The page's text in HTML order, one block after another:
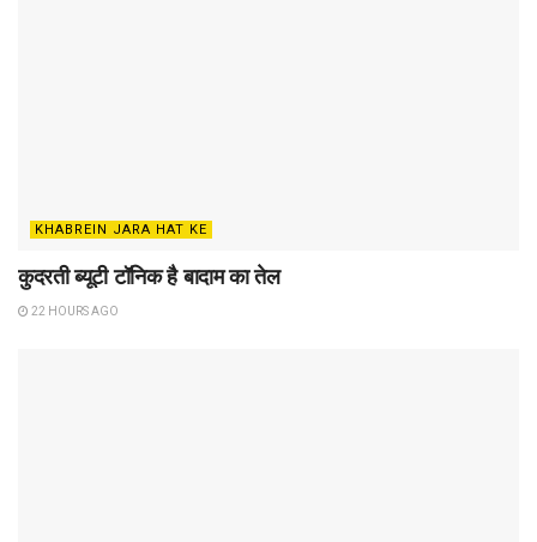
KHABREIN JARA HAT KE
कुदरती ब्यूटी टॉनिक है बादाम का तेल
22 HOURS AGO